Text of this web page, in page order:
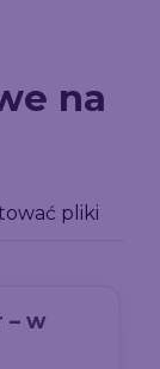
na
pliki
– w